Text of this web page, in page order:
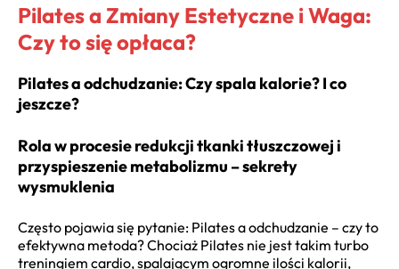
Pilates a Zmiany Estetyczne i Waga:
Czy to się opłaca?
Pilates a odchudzanie: Czy spala kalorie? I co
jeszcze?
Rola w procesie redukcji tkanki tłuszczowej i
przyspieszenie metabolizmu – sekrety
wysmuklenia
Często pojawia się pytanie: Pilates a odchudzanie – czy to
efektywna metoda? Chociaż Pilates nie jest takim turbo
treningiem cardio, spalającym ogromne ilości kalorii,